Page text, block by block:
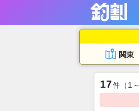
関東
17件 （ 1 ～